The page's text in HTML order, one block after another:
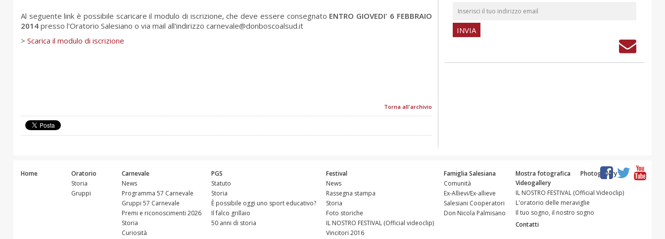
Al seguente link è possibile scaricare il modulo di iscrizione, che deve essere consegnato ENTRO GIOVEDI' 6 FEBBRAIO
2014 presso l'Oratorio Salesiano o via mail all'indirizzo carnevale@donboscoalsud.it
> Scarica il modulo di iscrizione
Torna all'archivio
Home
Oratorio
Storia
Gruppi
Carnevale
News
Programma 57 Carnevale
Gruppi 57 Carnevale
Premi e riconoscimenti 2026
Storia
Curiosità
PGS
Statuto
Storia
È possibile oggi uno sport educativo?
Il falco grillaio
50 anni di storia
Festival
News
Rassegna stampa
Storia
Foto storiche
IL NOSTRO FESTIVAL (Official videoclip)
Vincitori 2016
Famiglia Salesiana
Comunità
Ex-Allievi/Ex-allieve
Salesiani Cooperatori
Don Nicola Palmisano
Mostra fotografica
Photogallery
Videogallery
IL NOSTRO FESTIVAL (Official Videoclip)
L'oratorio delle meraviglie
Il tuo sogno, il nostro sogno
Contatti